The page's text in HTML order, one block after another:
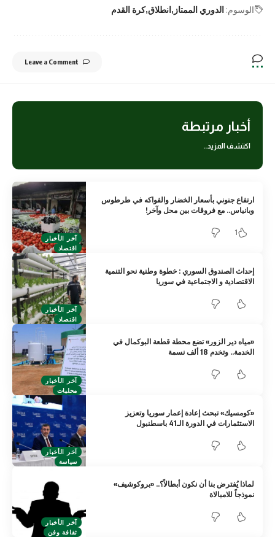
الوسوم: الدوري الممتاز انطلاق كرة القدم
Leave a Comment
أخبار مرتبطة
اكتشف المزيد..
آخر الأخبار
اقتصاد
ارتفاع جنوني بأسعار الخضار والفواكه في طرطوس
وبانياس.. مع فروقات بين محل وآخر!
1
آخر الأخبار
اقتصاد
إحداث الصندوق السوري : خطوة وطنية نحو التنمية
الاقتصادية و الاجتماعية في سوريا
آخر الأخبار
محليات
«مياه دير الزور» تضع محطة قطعة البوكمال في
الخدمة.. وتخدم 18 ألف نسمة
آخر الأخبار
سياسة
«كومسيك» تبحث إعادة إعمار سوريا وتعزيز
الاستثمارات في الدورة الـ41 باسطنبول
آخر الأخبار
ثقافة وفن
لماذا يُفترض بنا أن نكون أبطالاً؟.. «بروكوشيف»
نموذجاً للامبالاة